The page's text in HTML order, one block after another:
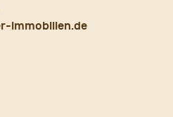
immobilien.de